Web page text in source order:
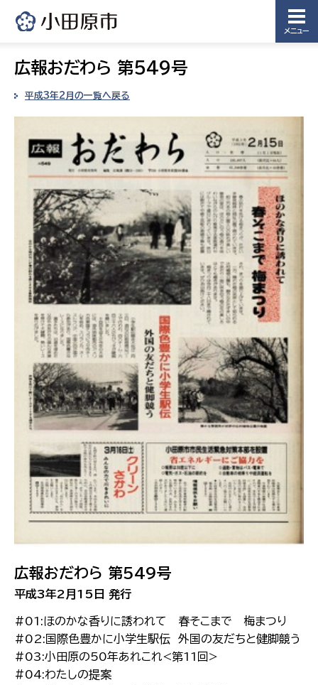
メニュー
広報おだわら 第549号
平成3年2月の一覧へ戻る
広報おだわら 第549号
平成3年2月15日 発行
#01:ほのかな香りに誘われて 春そこまで 梅まつり
#02:国際色豊かに小学生駅伝 外国の友だちと健脚競う
#03:小田原の50年あれこれ<第11回>
#04:わたしの提案